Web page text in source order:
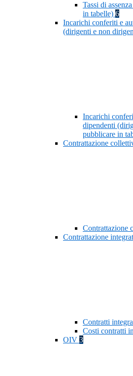
Tassi di
in tabelle) 6
Incarichi conferiti e
(dirigenti e non
Incarichi
dipendenti
pubblicare in
Contrattazione
Contrattazione
Contrattazione
Contratti
Costi contratti
OIV 3